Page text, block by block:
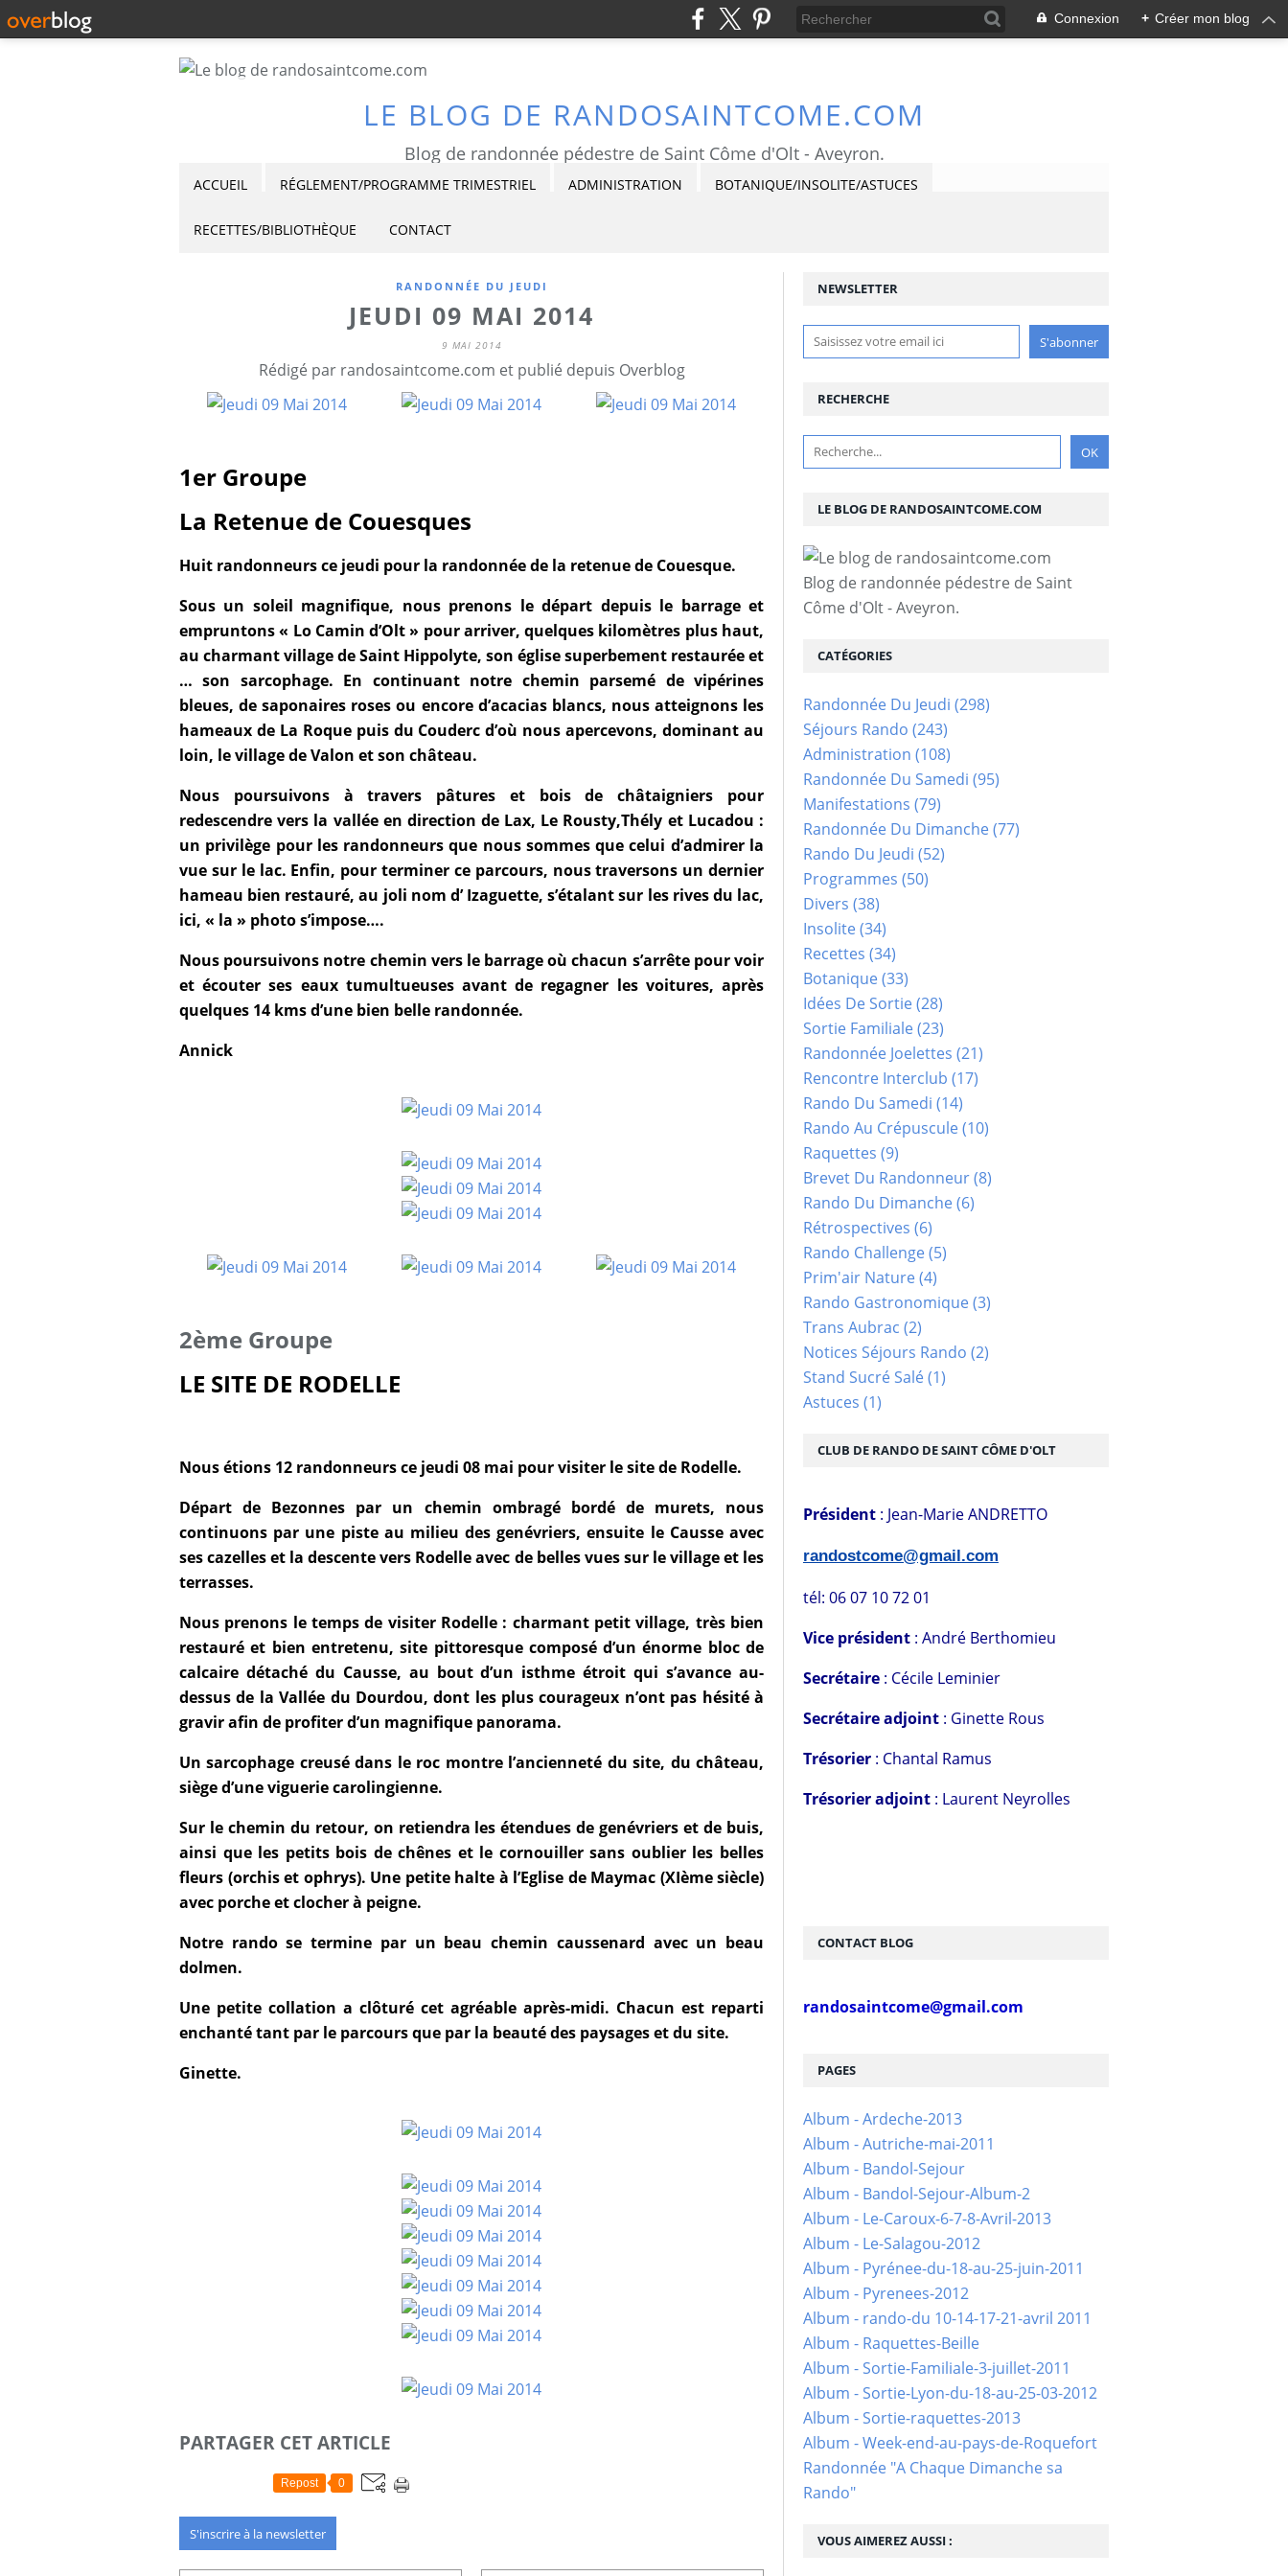
Connexion + Créer mon blog
LE BLOG DE RANDOSAINTCOME.COM
Blog de randonnée pédestre de Saint Côme d'Olt - Aveyron.
ACCUEIL RÉGLEMENT/PROGRAMME TRIMESTRIEL ADMINISTRATION BOTANIQUE/INSOLITE/ASTUCES
RECETTES/BIBLIOTHÈQUE CONTACT
RANDONNÉE DU JEUDI
JEUDI 09 MAI 2014
9 MAI 2014
Rédigé par randosaintcome.com et publié depuis Overblog
1er Groupe
La Retenue de Couesques
Huit randonneurs ce jeudi pour la randonnée de la retenue de Couesque.
Sous un soleil magnifique, nous prenons le départ depuis le barrage et
empruntons « Lo Camin d’Olt » pour arriver, quelques kilomètres plus haut,
au charmant village de Saint Hippolyte, son église superbement restaurée et
… son sarcophage. En continuant notre chemin parsemé de vipérines
bleues, de saponaires roses ou encore d’acacias blancs, nous atteignons les
hameaux de La Roque puis du Couderc d’où nous apercevons, dominant au
loin, le village de Valon et son château.
Nous poursuivons à travers pâtures et bois de châtaigniers pour
redescendre vers la vallée en direction de Lax, Le Rousty,Thély et Lucadou :
un privilège pour les randonneurs que nous sommes que celui d’admirer la
vue sur le lac. Enfin, pour terminer ce parcours, nous traversons un dernier
hameau bien restauré, au joli nom d’ Izaguette, s’étalant sur les rives du lac,
ici, « la » photo s’impose….
Nous poursuivons notre chemin vers le barrage où chacun s’arrête pour voir
et écouter ses eaux tumultueuses avant de regagner les voitures, après
quelques 14 kms d’une bien belle randonnée.
Annick
2ème Groupe
LE SITE DE RODELLE
Nous étions 12 randonneurs ce jeudi 08 mai pour visiter le site de Rodelle.
Départ de Bezonnes par un chemin ombragé bordé de murets, nous
continuons par une piste au milieu des genévriers, ensuite le Causse avec
ses cazelles et la descente vers Rodelle avec de belles vues sur le village et les
terrasses.
Nous prenons le temps de visiter Rodelle : charmant petit village, très bien
restauré et bien entretenu, site pittoresque composé d’un énorme bloc de
calcaire détaché du Causse, au bout d’un isthme étroit qui s’avance au-
dessus de la Vallée du Dourdou, dont les plus courageux n’ont pas hésité à
gravir afin de profiter d’un magnifique panorama.
Un sarcophage creusé dans le roc montre l’ancienneté du site, du château,
siège d’une viguerie carolingienne.
Sur le chemin du retour, on retiendra les étendues de genévriers et de buis,
ainsi que les petits bois de chênes et le cornouiller sans oublier les belles
fleurs (orchis et ophrys). Une petite halte à l’Eglise de Maymac (XIème siècle)
avec porche et clocher à peigne.
Notre rando se termine par un beau chemin caussenard avec un beau
dolmen.
Une petite collation a clôturé cet agréable après-midi. Chacun est reparti
enchanté tant par le parcours que par la beauté des paysages et du site.
Ginette.
PARTAGER CET ARTICLE
Repost 0
S'inscrire à la newsletter
NEWSLETTER
RECHERCHE
LE BLOG DE RANDOSAINTCOME.COM
Blog de randonnée pédestre de Saint
Côme d'Olt - Aveyron.
VOUS AIMEREZ AUSSI :
PAGES
Album - Ardeche-2013
Album - Autriche-mai-2011
Album - Bandol-Sejour
Album - Bandol-Sejour-Album-2
Album - Le-Caroux-6-7-8-Avril-2013
Album - Le-Salagou-2012
Album - Pyrénee-du-18-au-25-juin-2011
Album - Pyrenees-2012
Album - rando-du 10-14-17-21-avril 2011
Album - Raquettes-Beille
Album - Sortie-Familiale-3-juillet-2011
Album - Sortie-Lyon-du-18-au-25-03-2012
Album - Sortie-raquettes-2013
Album - Week-end-au-pays-de-Roquefort
Randonnée "A Chaque Dimanche sa
Rando"
CATÉGORIES
Randonnée Du Jeudi (298)
Séjours Rando (243)
Administration (108)
Randonnée Du Samedi (95)
Manifestations (79)
Randonnée Du Dimanche(77)
Rando Du Jeudi (52)
Programmes (50)
Divers (38)
Insolite(34)
Recettes (34)
Botanique(33)
Idées De Sortie(28)
Sortie Familiale(23)
Randonnée Joelettes (21)
Rencontre Interclub (17)
Rando Du Samedi (14)
Rando Au Crépuscule(10)
Raquettes (9)
Brevet Du Randonneur(8)
Rando Du Dimanche(6)
Rétrospectives (6)
Rando Challenge(5)
Prim'air Nature(4)
Rando Gastronomique(3)
Trans Aubrac (2)
Notices Séjours Rando (2)
Stand Sucré Salé(1)
Astuces (1)
CLUB DE RANDO DE SAINT CÔME D'OLT
Président : Jean-Marie ANDRETTO
randostcome@gmail.com
tél: 06 07 10 72 01
Vice président : André Berthomieu
Secrétaire : Cécile Leminier
Secrétaire adjoint : Ginette Rous
Trésorier : Chantal Ramus
Trésorier adjoint : Laurent Neyrolles
CONTACT BLOG
randosaintcome@gmail.com